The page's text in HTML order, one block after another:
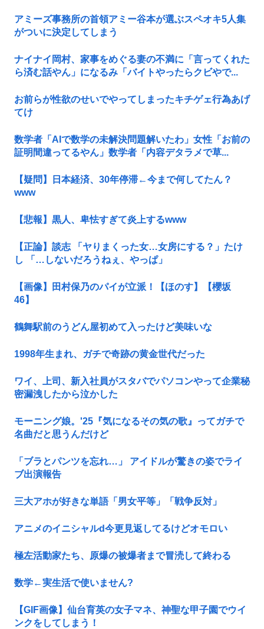
アミーズ事務所の首領アミー谷本が選ぶスペオキ5人集
がついに決定してしまう
ナイナイ岡村、家事をめぐる妻の不満に「言ってくれた
ら済む話やん」になるみ「バイトやったらクビやで...
お前らが性欲のせいでやってしまったキチゲェ行為あげ
てけ
数学者「AIで数学の未解決問題解いたわ」女性「お前の
証明間違ってるやん」数学者「内容デタラメで草...
【疑問】日本経済、30年停滞←今まで何してたん？
www
【悲報】黒人、卑怯すぎて炎上するwww
【正論】談志 「ヤりまくった女…女房にする？」たけ
し 「…しないだろうねぇ、やっぱ」
【画像】田村保乃のパイが立派！【ほのす】【櫻坂
46】
鶴舞駅前のうどん屋初めて入ったけど美味いな
1998年生まれ、ガチで奇跡の黄金世代だった
ワイ、上司、新入社員がスタバでパソコンやって企業秘
密漏洩したから泣かした
モーニング娘。'25『気になるその気の歌』ってガチで
名曲だと思うんだけど
「ブラとパンツを忘れ…」 アイドルが驚きの姿でライ
ブ出演報告
三大アホが好きな単語「男女平等」「戦争反対」
アニメのイニシャルd今更見返してるけどオモロい
極左活動家たち、原爆の被爆者まで冒涜して終わる
数学←実生活で使いません?
【GIF画像】仙台育英の女子マネ、神聖な甲子園でウイ
ンクをしてしまう！